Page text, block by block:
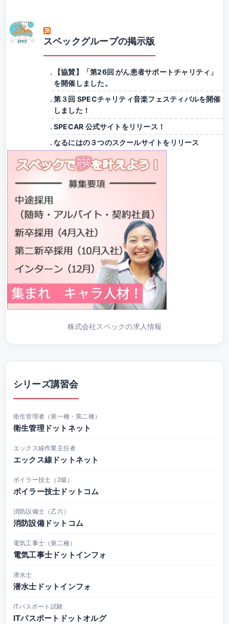
スペックグループの掲示版
【協賛】「第26回 がん患者サポートチャリティ」
を開催しました。
第３回 SPECチャリティ音楽フェスティバルを開催
しました！
SPECAR 公式サイトをリリース！
なるにはの３つのスクールサイトをリリース
株式会社スペックの求人情報
シリーズ講習会
衛生管理者（第一種・第二種）
衛生管理ドットネット
エックス線作業主任者
エックス線ドットネット
ボイラー技士（2級）
ボイラー技士ドットコム
消防設備士（乙六）
消防設備ドットコム
電気工事士（第二種）
電気工事士ドットインフォ
潜水士
潜水士ドットインフォ
ITパスポート試験
ITパスポートドットオルグ